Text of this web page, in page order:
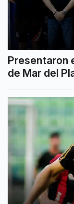
Presentaron
de Mar del